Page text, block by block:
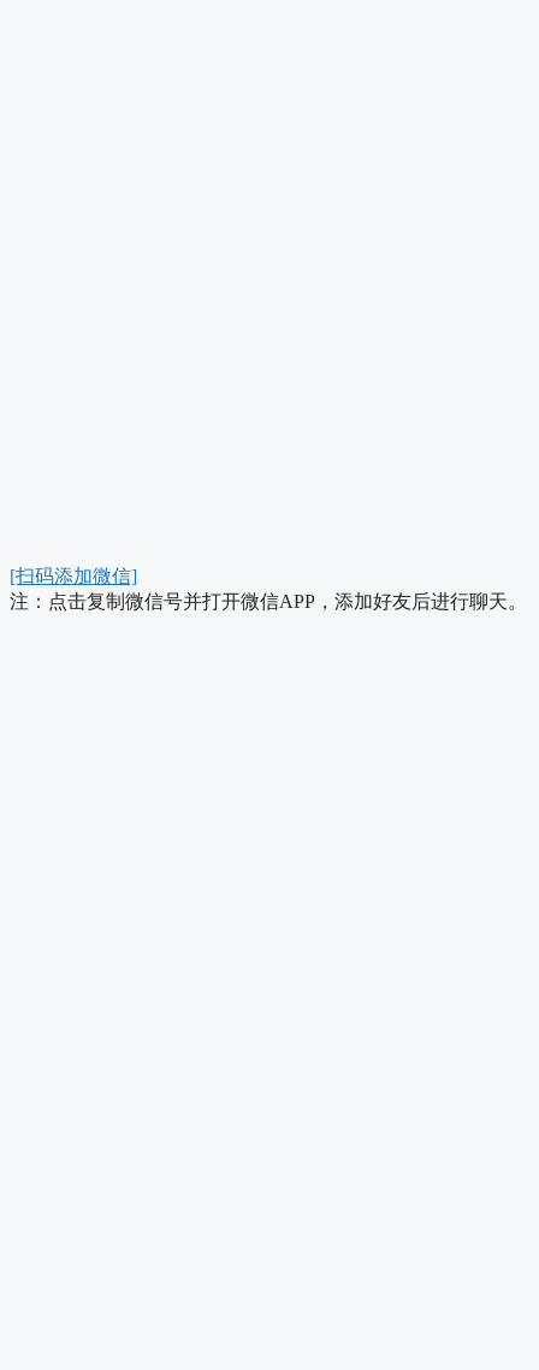
[扫码添加微信]
注：点击复制微信号并打开微信APP，添加好友后进行聊天。